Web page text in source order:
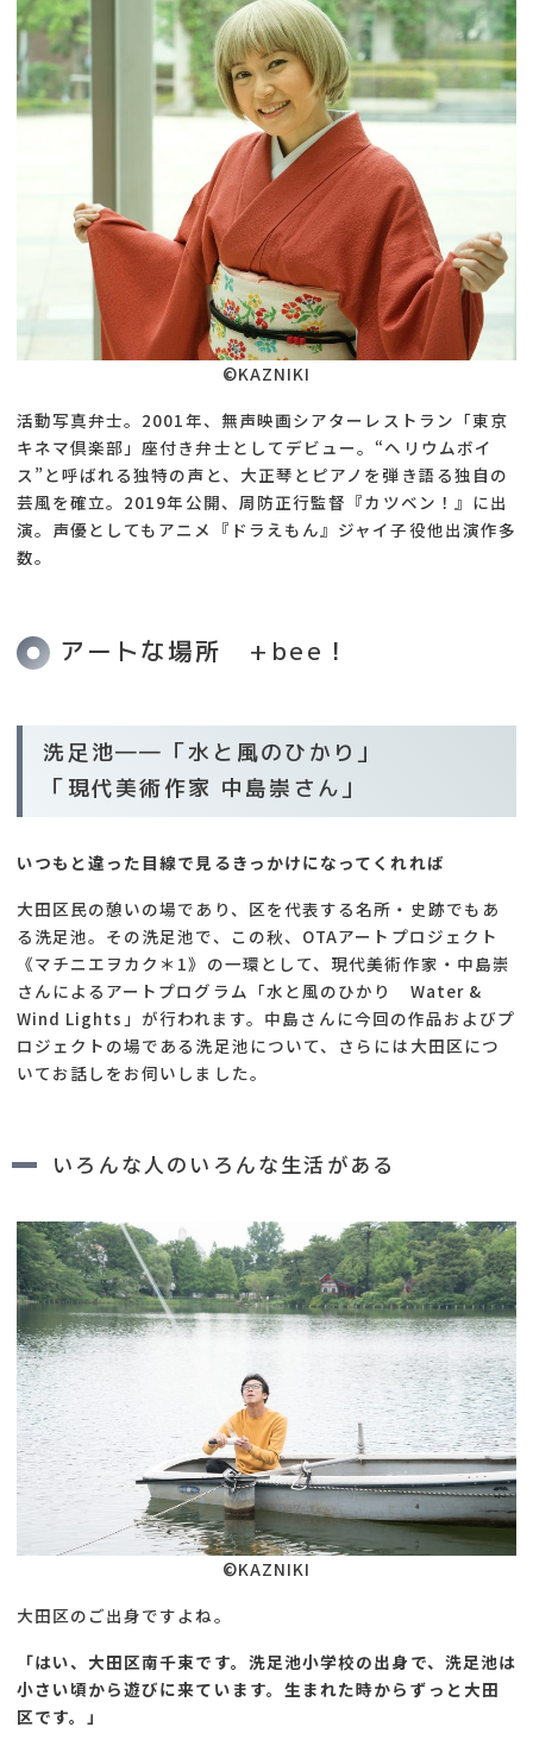
©KAZNIKI
活動写真弁士。2001年、無声映画シアターレストラン「東京
キネマ倶楽部」座付き弁士としてデビュー。“ヘリウムボイ
ス”と呼ばれる独特の声と、大正琴とピアノを弾き語る独自の
芸風を確立。2019年公開、周防正行監督『カツベン！』に出
演。声優としてもアニメ『ドラえもん』ジャイ子役他出演作多
数。
アートな場所 +bee！
洗足池――「水と風のひかり」
「現代美術作家 中島崇さん」
いつもと違った目線で見るきっかけになってくれれば
大田区民の憩いの場であり、区を代表する名所・史跡でもあ
る洗足池。その洗足池で、この秋、OTAアートプロジェクト
《マチニエヲカク＊1》の一環として、現代美術作家・中島崇
さんによるアートプログラム「水と風のひかり Water &
Wind Lights」が行われます。中島さんに今回の作品およびプ
ロジェクトの場である洗足池について、さらには大田区につ
いてお話しをお伺いしました。
いろんな人のいろんな生活がある
©KAZNIKI
大田区のご出身ですよね。
「はい、大田区南千束です。洗足池小学校の出身で、洗足池は
小さい頃から遊びに来ています。生まれた時からずっと大田
区です。」